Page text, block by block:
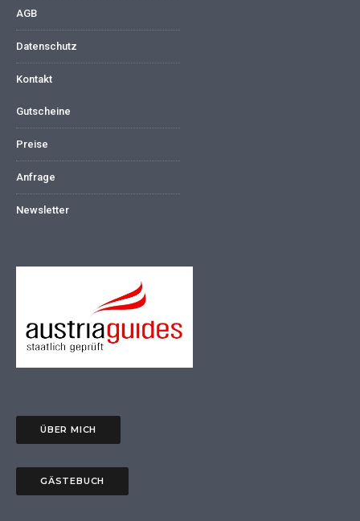
AGB
Datenschutz
Kontakt
Gutscheine
Preise
Anfrage
Newsletter
ÜBER MICH
GÄSTEBUCH